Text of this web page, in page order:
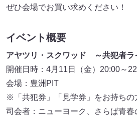
ぜひ会場でお買い求めください！
イベント概要
アヤツリ・スクワッド ～共犯者ラ
開催日時：4月11日（金）20:00～
会場：豊洲PIT
※「共犯券」「見学券」をお持ちの
司会者：ニューヨーク、さらば